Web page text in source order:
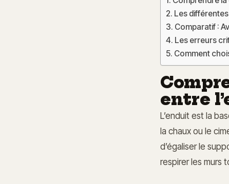
Les
Comparatif :
Les erreurs
Comment
entre
L’enduit est la
la chaux ou le
d’égaliser le
respirer les murs